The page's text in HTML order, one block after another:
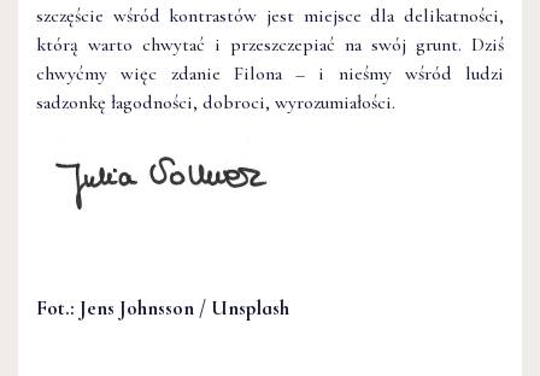
szczęście wśród kontrastów jest miejsce dla delikatności,
którą warto chwytać i przeszczepiać na swój grunt. Dziś
chwyćmy więc zdanie Filona – i nieśmy wśród ludzi
sadzonkę łagodności, dobroci, wyrozumiałości.
Fot.: Jens Johnsson / Unsplash